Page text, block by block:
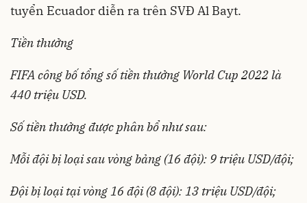
tuyển Ecuador diễn ra trên SVĐ Al Bayt.
Tiền thưởng
FIFA công bố tổng số tiền thưởng World Cup 2022 là
440 triệu USD.
Số tiền thưởng được phân bổ như sau:
Mỗi đội bị loại sau vòng bảng (16 đội): 9 triệu USD/đội;
Đội bị loại tại vòng 16 đội (8 đội): 13 triệu USD/đội;